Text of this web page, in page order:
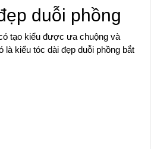
duỗi phồng
tạo kiểu được ưa chuộng và
là kiểu tóc dài đẹp duỗi phồng bắt